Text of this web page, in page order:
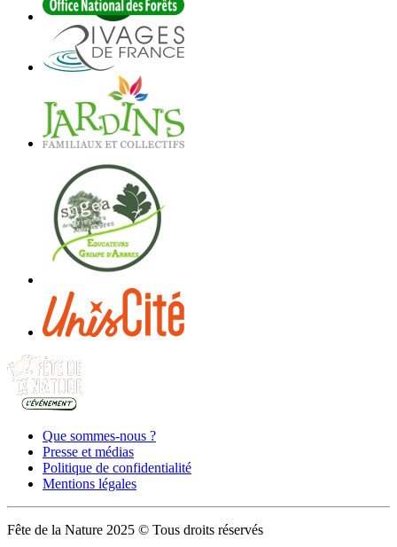
Que sommes-nous ?
Presse et médias
Politique de confidentialité
Mentions légales
Fête de la Nature 2025 © Tous droits réservés